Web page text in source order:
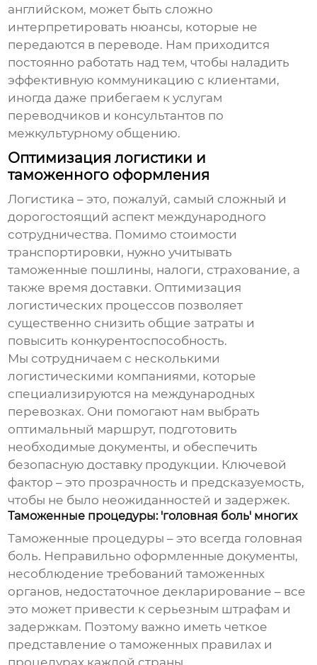
английском, может быть сложно
интерпретировать нюансы, которые не
передаются в переводе. Нам приходится
постоянно работать над тем, чтобы наладить
эффективную коммуникацию с клиентами,
иногда даже прибегаем к услугам
переводчиков и консультантов по
межкультурному общению.
Оптимизация логистики и
таможенного оформления
Логистика – это, пожалуй, самый сложный и
дорогостоящий аспект международного
сотрудничества. Помимо стоимости
транспортировки, нужно учитывать
таможенные пошлины, налоги, страхование, а
также время доставки. Оптимизация
логистических процессов позволяет
существенно снизить общие затраты и
повысить конкурентоспособность.
Мы сотрудничаем с несколькими
логистическими компаниями, которые
специализируются на международных
перевозках. Они помогают нам выбрать
оптимальный маршрут, подготовить
необходимые документы, и обеспечить
безопасную доставку продукции. Ключевой
фактор – это прозрачность и предсказуемость,
чтобы не было неожиданностей и задержек.
Таможенные процедуры: 'головная боль' многих
Таможенные процедуры – это всегда головная
боль. Неправильно оформленные документы,
несоблюдение требований таможенных
органов, недостаточное декларирование – все
это может привести к серьезным штрафам и
задержкам. Поэтому важно иметь четкое
представление о таможенных правилах и